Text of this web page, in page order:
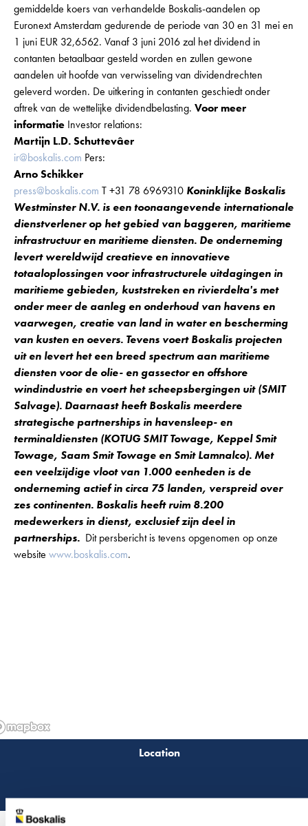
gemiddelde koers van verhandelde Boskalis-aandelen op
Euronext Amsterdam gedurende de periode van 30 en 31 mei en
1 juni EUR 32,6562. Vanaf 3 juni 2016 zal het dividend in
contanten betaalbaar gesteld worden en zullen gewone
aandelen uit hoofde van verwisseling van dividendrechten
geleverd worden. De uitkering in contanten geschiedt onder
aftrek van de wettelijke dividendbelasting. Voor meer
informatie Investor relations:
Martijn L.D. Schuttevâer
ir@boskalis.com Pers:
Arno Schikker
press@boskalis.com T +31 78 6969310 Koninklijke Boskalis
Westminster N.V. is een toonaangevende internationale
dienstverlener op het gebied van baggeren, maritieme
infrastructuur en maritieme diensten. De onderneming
levert wereldwijd creatieve en innovatieve
totaaloplossingen voor infrastructurele uitdagingen in
maritieme gebieden, kuststreken en rivierdelta's met
onder meer de aanleg en onderhoud van havens en
vaarwegen, creatie van land in water en bescherming
van kusten en oevers. Tevens voert Boskalis projecten
uit en levert het een breed spectrum aan maritieme
diensten voor de olie- en gassector en offshore
windindustrie en voert het scheepsbergingen uit (SMIT
Salvage). Daarnaast heeft Boskalis meerdere
strategische partnerships in havensleep- en
terminaldiensten (KOTUG SMIT Towage, Keppel Smit
Towage, Saam Smit Towage en Smit Lamnalco). Met
een veelzijdige vloot van 1.000 eenheden is de
onderneming actief in circa 75 landen, verspreid over
zes continenten. Boskalis heeft ruim 8.200
medewerkers in dienst, exclusief zijn deel in
partnerships. Dit persbericht is tevens opgenomen op onze
website www.boskalis.com.